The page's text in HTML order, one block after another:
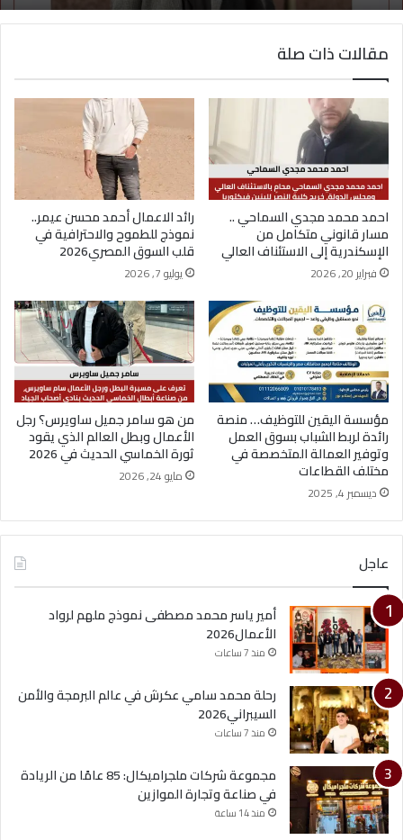
محمود ياسر زغلول.. رحلة شاب طموح جمع بين
تطوير الأعمال وريادة المشروعات وبناء العلامات
التجارية
مقالات ذات صلة
احمد محمد مجدي السماحي ..
مسار قانوني متكامل من
الإسكندرية إلى الاستئناف العالي
فبراير 20, 2026
رائد الاعمال أحمد محسن عيمر..
نموذج للطموح والاحترافية في
قلب السوق المصري2026
يوليو 7, 2026
مؤسسة اليقين للتوظيف… منصة
رائدة لربط الشباب بسوق العمل
وتوفير العمالة المتخصصة في
مختلف القطاعات
ديسمبر 4, 2025
من هو سامر جميل ساويرس؟ رجل
الأعمال وبطل العالم الذي يقود
ثورة الخماسي الحديث في 2026
مايو 24, 2026
عاجل
أمير ياسر محمد مصطفى نموذج ملهم لرواد
الأعمال2026
منذ 7 ساعات
رحلة محمد سامي عكرش في عالم البرمجة والأمن
السيبراني2026
منذ 7 ساعات
مجموعة شركات ملجراميكال: 85 عامًا من الريادة
في صناعة وتجارة الموازين
منذ 14 ساعة